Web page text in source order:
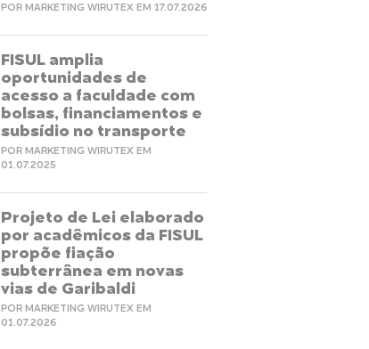
POR MARKETING WIRUTEX EM 17.07.2026
FISUL amplia
oportunidades de
acesso a faculdade com
bolsas, financiamentos e
subsídio no transporte
POR MARKETING WIRUTEX EM
01.07.2025
Projeto de Lei elaborado
por acadêmicos da FISUL
propõe fiação
subterrânea em novas
vias de Garibaldi
POR MARKETING WIRUTEX EM
01.07.2026